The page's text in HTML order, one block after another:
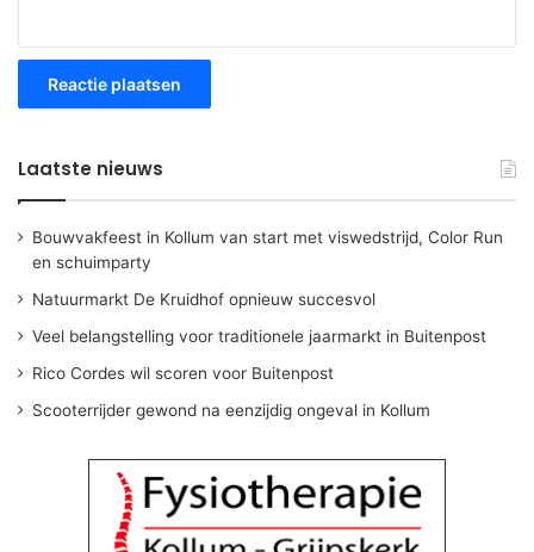
Laatste nieuws
Bouwvakfeest in Kollum van start met viswedstrijd, Color Run
en schuimparty
Natuurmarkt De Kruidhof opnieuw succesvol
Veel belangstelling voor traditionele jaarmarkt in Buitenpost
Rico Cordes wil scoren voor Buitenpost
Scooterrijder gewond na eenzijdig ongeval in Kollum